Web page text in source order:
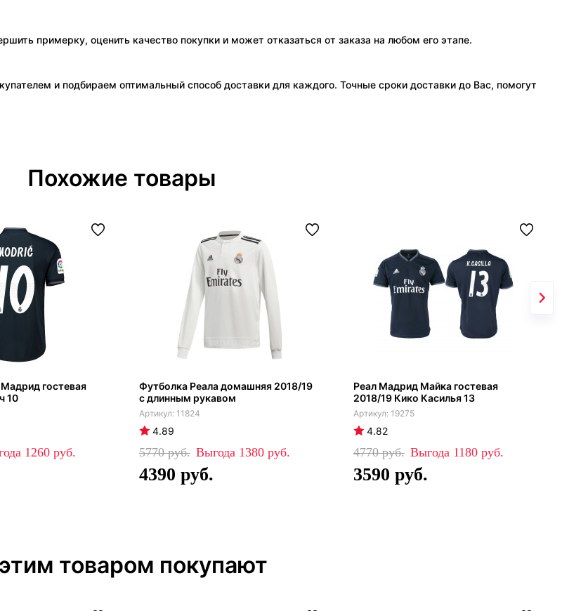
примерку, оценить качество покупки и может отказаться от заказа на любом его этапе.
и подбираем оптимальный способ доставки для каждого. Точные сроки доставки до Вас, помогут
Похожие товары
гостевая
10
1260
Футболка Реала домашняя 2018/19
с длинным рукавом
11824
4.89
5770 1380
4390
Реал Мадрид Майка гостевая
2018/19 Кико Касилья 13
19275
4.82
4770 1180
3590
товаром покупают